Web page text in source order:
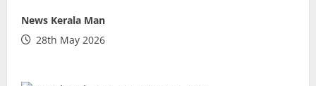
News Kerala Man
28th May 2026